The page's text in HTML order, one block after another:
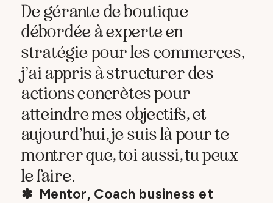
De gérante de boutique
débordée à experte en
stratégie pour les commerces,
j’ai appris à structurer des
actions concrètes pour
atteindre mes objectifs, et
aujourd’hui, je suis là pour te
montrer que, toi aussi, tu peux
le faire.
✽ Mentor, Coach business et